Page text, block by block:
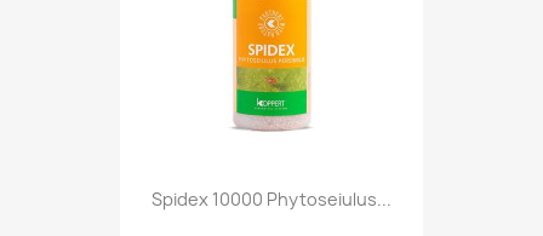
Spidex 10000 Phytoseiulus...